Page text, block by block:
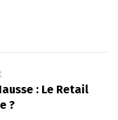
: Le Retail
?